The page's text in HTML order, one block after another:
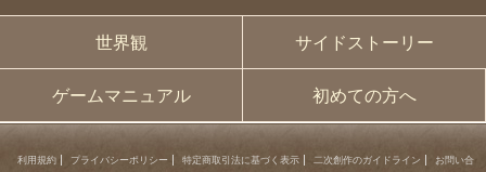
世界観 サイドストーリー
ゲームマニュアル 初めての方へ
利用規約 プライバシーポリシー 特定商取引法に基づく表示 二次創作のガイドライン お問い合